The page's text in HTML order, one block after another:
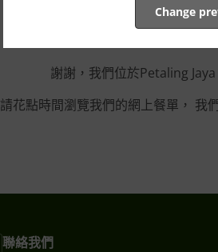
Change
謝謝，我們位於Petaling
請花點時間瀏覽我們的網上餐單， 我
聯絡我們